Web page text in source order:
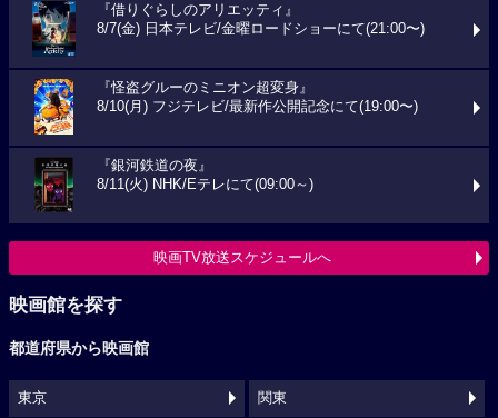
『借りぐらしのアリエッティ』
8/7(金) 日本テレビ/金曜ロードショーにて(21:00〜)
『怪盗グルーのミニオン超変身』
8/10(月) フジテレビ/最新作公開記念にて(19:00〜)
『銀河鉄道の夜』
8/11(火) NHK/Eテレにて(09:00～)
映画TV放送スケジュールへ
映画館を探す
都道府県から映画館
東京 関東